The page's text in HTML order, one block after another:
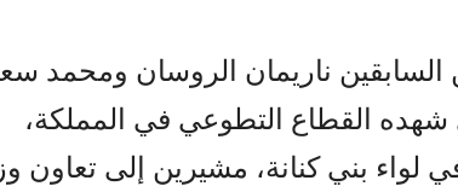
ناريمان الروسان ومحمد
شهده القطاع التطوعي في المملكة،
بني كنانة، مشيرين إلى تعاون